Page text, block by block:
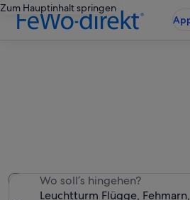
Zum Hauptinhalt springen
Wo soll’s hingehen?
Leuchtturm Flügge,